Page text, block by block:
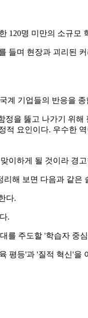
120명 미만의 소
들며 현장과 괴리
기업들의 반응을
뚫고 나가기 위
요인이다. 우수한
이하게 될 것이라 경
해 보면 다음과 같은
다.
.
를 주도할 '학습자 중
등'과 '질적 혁신'